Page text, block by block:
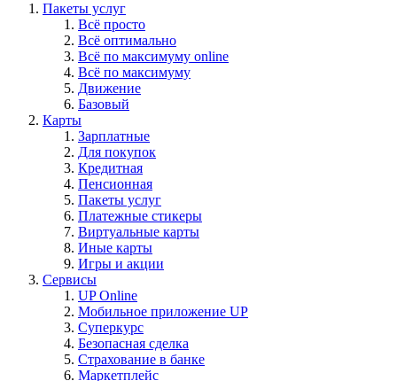
Пакеты услуг
Всё просто
Всё оптимально
Всё по максимуму online
Всё по максимуму
Движение
Базовый
Карты
Зарплатные
Для покупок
Кредитная
Пенсионная
Пакеты услуг
Платежные стикеры
Виртуальные карты
Иные карты
Игры и акции
Сервисы
UP Online
Мобильное приложение UP
Суперкурс
Безопасная сделка
Страхование в банке
Маркетплейс